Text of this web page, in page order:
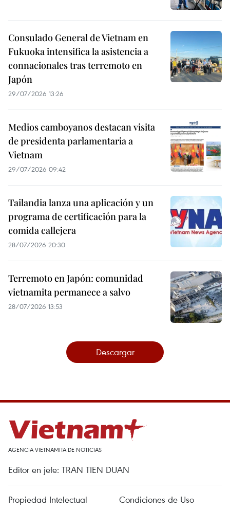
Consulado General de Vietnam en
Fukuoka intensifica la asistencia a
connacionales tras terremoto en
Japón
29/07/2026 13:26
Medios camboyanos destacan visita
de presidenta parlamentaria a
Vietnam
29/07/2026 09:42
Tailandia lanza una aplicación y un
programa de certificación para la
comida callejera
28/07/2026 20:30
Terremoto en Japón: comunidad
vietnamita permanece a salvo
28/07/2026 13:53
Descargar
AGENCIA VIETNAMITA DE NOTICIAS
Editor en jefe: TRAN TIEN DUAN
Propiedad Intelectual Condiciones de Uso